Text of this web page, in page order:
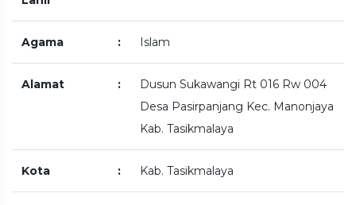
Agama : Islam
Alamat :
Dusun Sukawangi Rt 016 Rw 004
Desa Pasirpanjang Kec. Manonjaya
Kab. Tasikmalaya
Kota : Kab. Tasikmalaya